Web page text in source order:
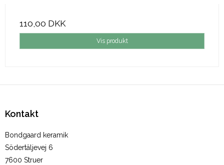
110,00 DKK
Vis produkt
Kontakt
Bondgaard keramik
Södertäljevej 6
7600 Struer